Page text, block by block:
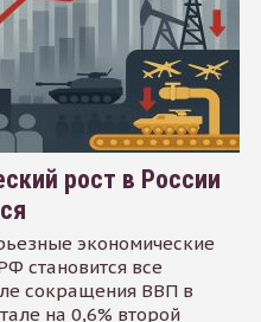
рост в России
экономические
становится все
сокращения ВВП в
на 0,6% второй